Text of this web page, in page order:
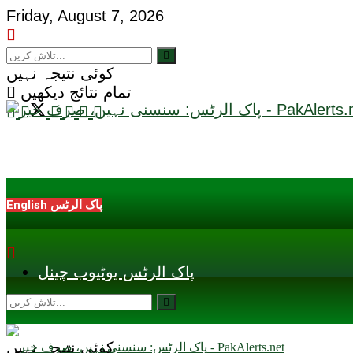
Friday, August 7, 2026
کوئی نتیجہ نہیں
تمام نتائج دیکھیں
English پاک الرٹس
پاک الرٹس یوٹیوب چینل
کوئی نتیجہ نہیں